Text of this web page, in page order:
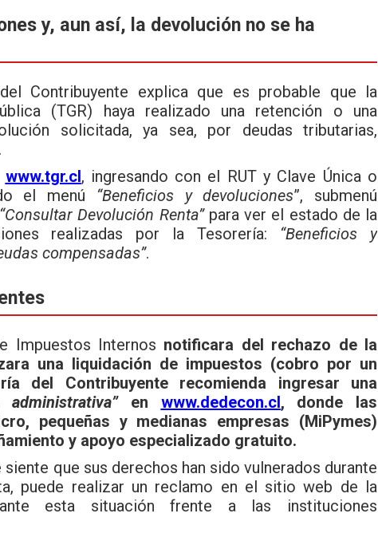
y, aun así, la devolución no se ha
Contribuyente explica que es probable que la
(TGR) haya realizado una retención o una
solicitada, ya sea, por deudas tributarias,
www.tgr.cl, ingresando con el RUT y Clave Única o
el menú “Beneficios y devoluciones”, submenú
“Consultar Devolución Renta”para ver el estado de la
realizadas por la Tesorería: “Beneficios y
compensadas”.
Impuestos Internos notificara del rechazo de la
una liquidación de impuestos (cobro por un
del Contribuyente recomienda ingresar una
administrativa”en www.dedecon.cl, donde las
pequeñas y medianas empresas (MiPymes)
y apoyo especializado gratuito.
que sus derechos han sido vulnerados durante
puede realizar un reclamo en el sitio web de la
esta situación frente a las instituciones